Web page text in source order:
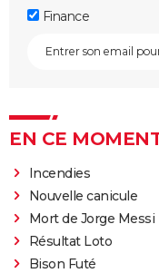
Finance
EN CE
Incendies
Nouvelle canicule
Mort de Jorge Messi
Résultat Loto
Bison Futé